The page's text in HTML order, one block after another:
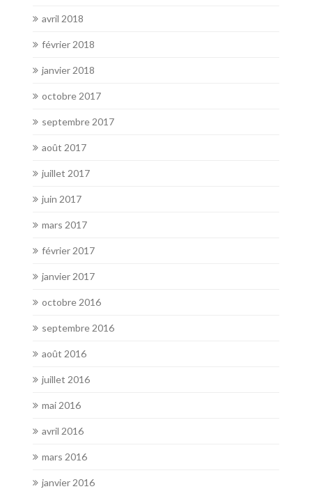
avril 2018
février 2018
janvier 2018
octobre 2017
septembre 2017
août 2017
juillet 2017
juin 2017
mars 2017
février 2017
janvier 2017
octobre 2016
septembre 2016
août 2016
juillet 2016
mai 2016
avril 2016
mars 2016
janvier 2016